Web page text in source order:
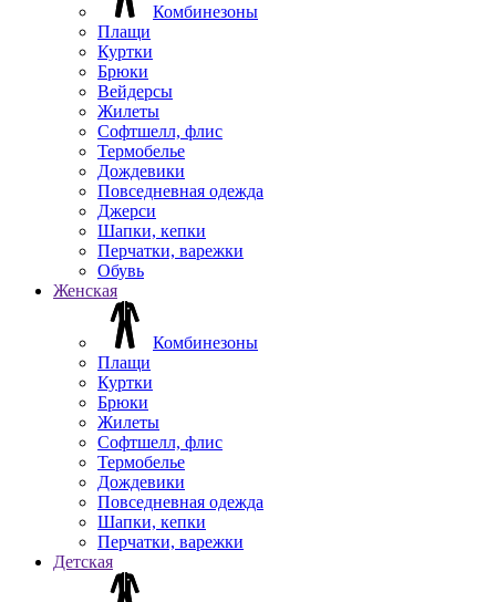
Комбинезоны
Плащи
Куртки
Брюки
Вейдерсы
Жилеты
Софтшелл, флис
Термобелье
Дождевики
Повседневная одежда
Джерси
Шапки, кепки
Перчатки, варежки
Обувь
Женская
Комбинезоны
Плащи
Куртки
Брюки
Жилеты
Софтшелл, флис
Термобелье
Дождевики
Повседневная одежда
Шапки, кепки
Перчатки, варежки
Детская